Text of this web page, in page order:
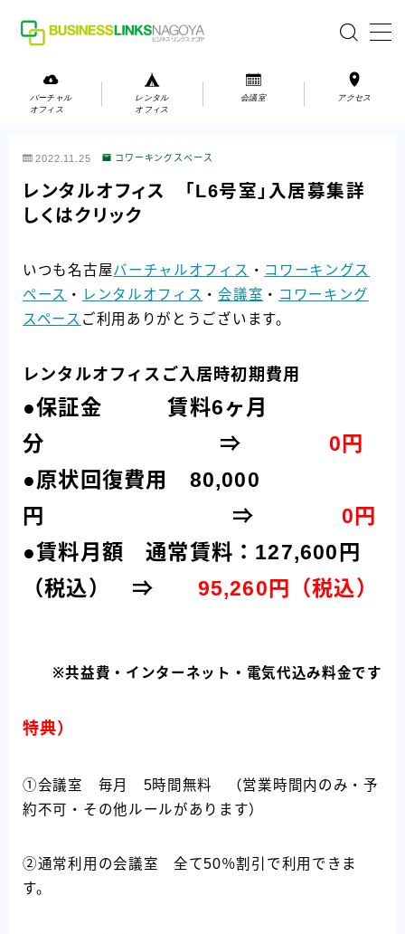
会議室
お問い合わせ
お問い合わせ
アクセス
会社案内
バーチャル
オフィス
レンタル
オフィス
会議室 アクセス
2022.11.25 コワーキングスペース
レンタルオフィス 「L6号室」入居募集詳
しくはクリック
いつも名古屋バーチャルオフィス ・ コワーキングス
ペース ・ レンタルオフィス ・会議室 ・ コワーキング
スペース ご利用ありがとうございます。
レンタルオフィスご入居時初期費用
●保証金 賃料6ヶ月
分
⇒ 0円
●原状回復費用 80,000
円
⇒ 0円
●賃料月額 通常賃料：127,600円
（税込） ⇒ 95,260円（税込）
※共益費・インターネット・電気代込み料金です
特典）
①会議室 毎月 5時間無料 （営業時間内のみ・予
約不可・その他ルールがあります）
②通常利用の会議室 全て50％割引で利用できま
す。